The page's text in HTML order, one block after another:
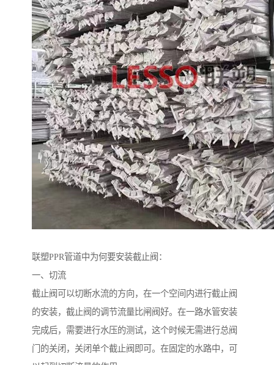
联塑PPR管道中为何要安装截止阀：
一、切流
截止阀可以切断水流的方向，在一个空间内进行截止阀
的安装，截止阀的调节流量比闸阀好。在一路水管安装
完成后，需要进行水压的测试，这个时候无需进行总阀
门的关闭，关闭单个截止阀即可。在固定的水路中，可